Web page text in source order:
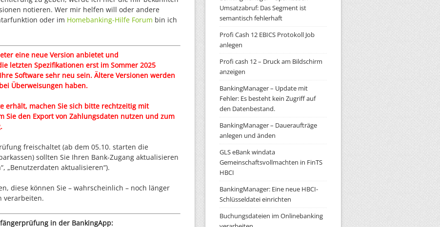
notieren. Wer mir helfen will oder andere
oder im Homebanking-Hilfe Forum bin ich
eine neue Version anbietet und
letzten Spezifikationen erst im Sommer 2025
Software sehr neu sein. Ältere Versionen werden
Überweisungen haben.
erhält, machen Sie sich bitte rechtzeitig mit
Sie den Export von Zahlungsdaten nutzen und zum
freischaltet (ab dem 05.10. starten die
sollten Sie Ihren Bank-Zugang aktualisieren
„Benutzerdaten aktualisieren“).
diese können Sie – wahrscheinlich – noch länger
verarbeiten.
in der BankingApp:
Umsatzabruf: Das Segment ist
semantisch fehlerhaft
Profi Cash 12 EBICS Protokoll Job
anlegen
Profi cash 12 – Druck am Bildschirm
anzeigen
BankingManager – Update mit
Fehler: Es besteht kein Zugriff auf
den Datenbestand.
BankingManager – Daueraufträge
anlegen und änden
GLS eBank windata
Gemeinschaftsvollmachten in FinTS
HBCI
BankingManager: Eine neue HBCI-
Schlüsseldatei einrichten
Buchungsdateien im Onlinebanking